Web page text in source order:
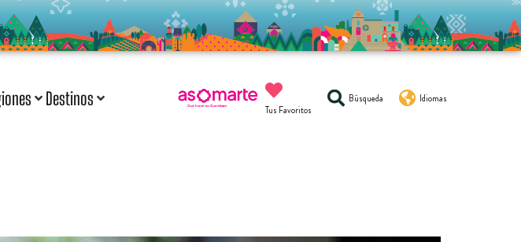
Destinos
Tus Favoritos
Búsqueda Idiomas